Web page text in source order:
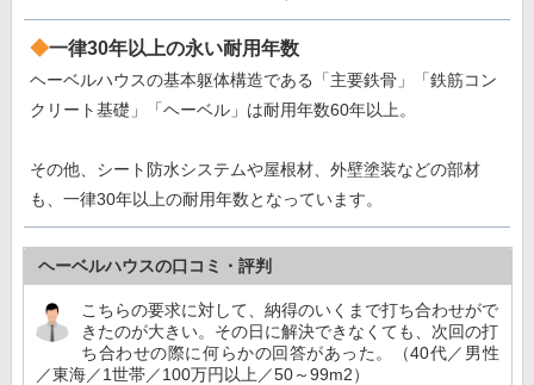
一律30年以上の永い耐用年数
ヘーベルハウスの基本躯体構造である「主要鉄骨」「鉄筋コン
クリート基礎」「ヘーベル」は耐用年数60年以上。
その他、シート防水システムや屋根材、外壁塗装などの部材
も、一律30年以上の耐用年数となっています。
ヘーベルハウスの口コミ・評判
こちらの要求に対して、納得のいくまで打ち合わせがで
きたのが大きい。その日に解決できなくても、次回の打
ち合わせの際に何らかの回答があった。（40代／男性
／東海／1世帯／100万円以上／50～99m2）